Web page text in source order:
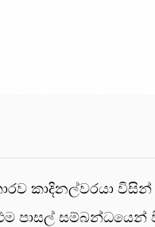
කාදිනල්වරයා
සම්බන්ධයෙන්